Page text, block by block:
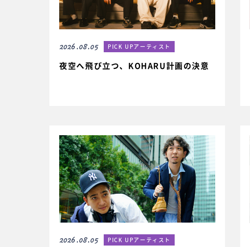
2026.08.05 PICK UPアーティスト
夜空へ飛び立つ、KOHARU計画の決意
2026.08.05 PICK UPアーティスト